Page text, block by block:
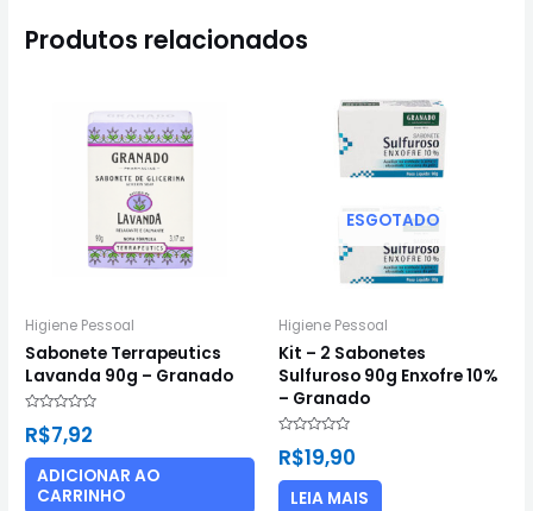
Produtos relacionados
Higiene Pessoal
Sabonete Terrapeutics
Lavanda 90g – Granado
0
5
R$7,92
ADICIONAR AO
CARRINHO
ESGOTADO
Higiene Pessoal
Kit – 2 Sabonetes
Sulfuroso 90g Enxofre 10%
– Granado
0
5
R$19,90
LEIA MAIS